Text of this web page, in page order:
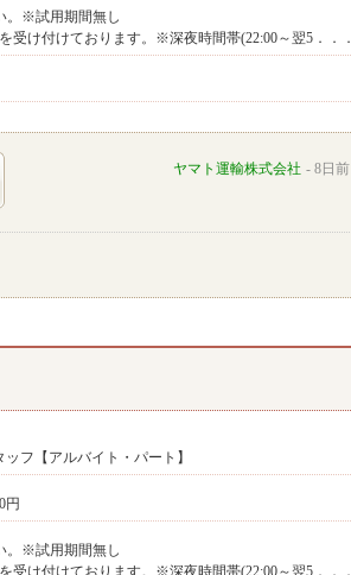
。※試用期間無し
受け付けております。※深夜時間帯(22:00～翌5．．．
ヤマト運輸株式会社 8日前
ッフ【アルバイト・パート】
円
。※試用期間無し
受け付けております。※深夜時間帯(22:00～翌5．．．